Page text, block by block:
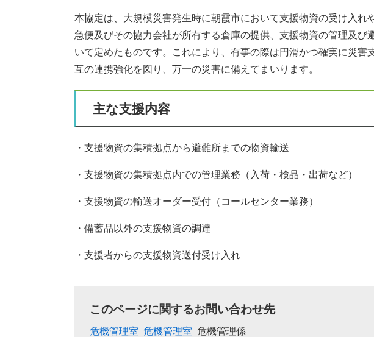
本協定は、大規模災害発生時に朝霞市において支援物資の受け入れ
急便及びその協力会社が所有する倉庫の提供、支援物資の管理及び
いて定めたものです。これにより、有事の際は円滑かつ確実に災害
互の連携強化を図り、万一の災害に備えてまいります。
主な支援内容
・支援物資の集積拠点から避難所までの物資輸送
・支援物資の集積拠点内での管理業務（入荷・検品・出荷など）
・支援物資の輸送オーダー受付（コールセンター業務）
・備蓄品以外の支援物資の調達
・支援者からの支援物資送付受け入れ
このページに関するお問い合わせ先
危機管理室 危機管理室 危機管理係